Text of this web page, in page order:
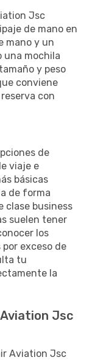
Jsc
de mano en
mano y un
una mochila
y peso
conviene
con
de
viaje e
básicas
de forma
clase business
suelen tener
los
exceso de
tu
la
Jsc
Aviation Jsc